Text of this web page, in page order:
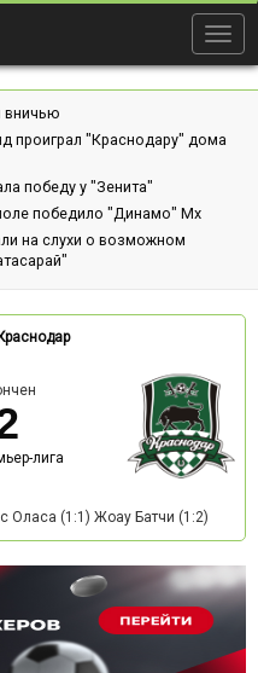
вничью
проиграл "Краснодару" дома
победу у "Зенита"
победило "Динамо" Мх
на слухи о возможном
Краснодар
лига
Оласа (1:1) Жоау Батчи (1:2)